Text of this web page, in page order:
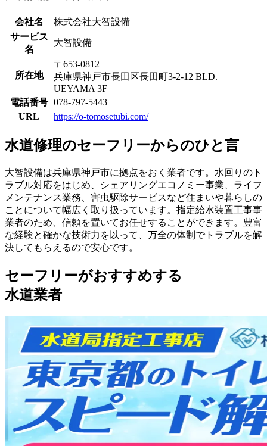
会社名
株式会社大智設備
サービス
名
大智設備
所在地
〒653-0812
兵庫県神戸市長田区長田町3-2-12 BLD.
UEYAMA 3F
電話番号 078-797-5443
URL
https://o-tomosetubi.com/
水道修理のセーフリーからのひと言
大智設備は兵庫県神戸市に拠点をおく業者です。水回りのト
ラブル対応をはじめ、シェアリングエコノミー事業、ライフ
メンテナンス業務、害虫駆除サービスなど住まいや暮らしの
ことについて幅広く取り扱っています。指定給水装置工事事
業者のため、信頼を置いてお任せすることができます。豊富
な経験と確かな技術力を以って、万全の体制でトラブルを解
決してもらえるので安心です。
セーフリーがおすすめする
水道業者